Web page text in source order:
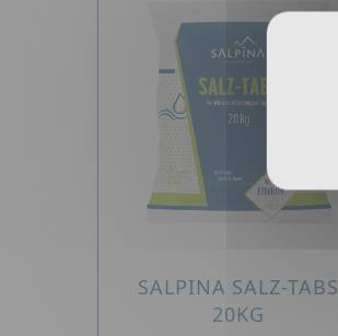
SALPINA SALZ-TABS
20KG